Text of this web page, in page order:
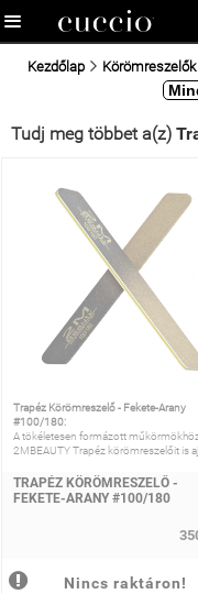
Kezdőlap Körömreszelők
Tudj meg többet a(z)
Trapéz Körömreszelő - Fekete-Arany
#100/180:
A tökéletesen formázott
2MBEAUTY Trapéz körömreszelőit is
TRAPÉZ KÖRÖMRESZELŐ -
FEKETE-ARANY #100/180
Nincs raktáron!